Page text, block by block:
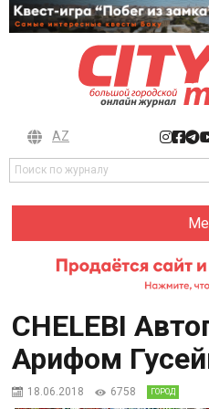
AZ
CHELEBI
Арифом
18.06.2018 6758 ГОРОД